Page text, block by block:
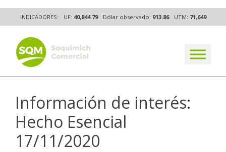
to
content
INDICADORES: UF: 40,844.79 Dólar observado: 913.86 UTM: 71,649
The worldwide business formula
Información de interés:
Hecho Esencial
17/11/2020